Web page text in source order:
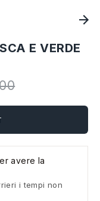
E VERDE
avere la
i tempi non